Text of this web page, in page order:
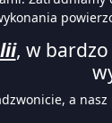
, w
a